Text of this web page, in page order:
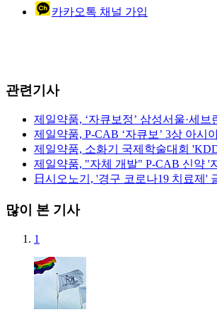
카카오톡 채널 가입
관련기사
제일약품, ‘자큐보정’ 삼성서울·세브
제일약품, P-CAB ‘자큐보’ 3상 아시
제일약품, 소화기 국제학술대회
제일약품, "자체 개발" P-CAB 신약 '
日시오노기, '경구 코로나19 치료제'
많이 본 기사
1